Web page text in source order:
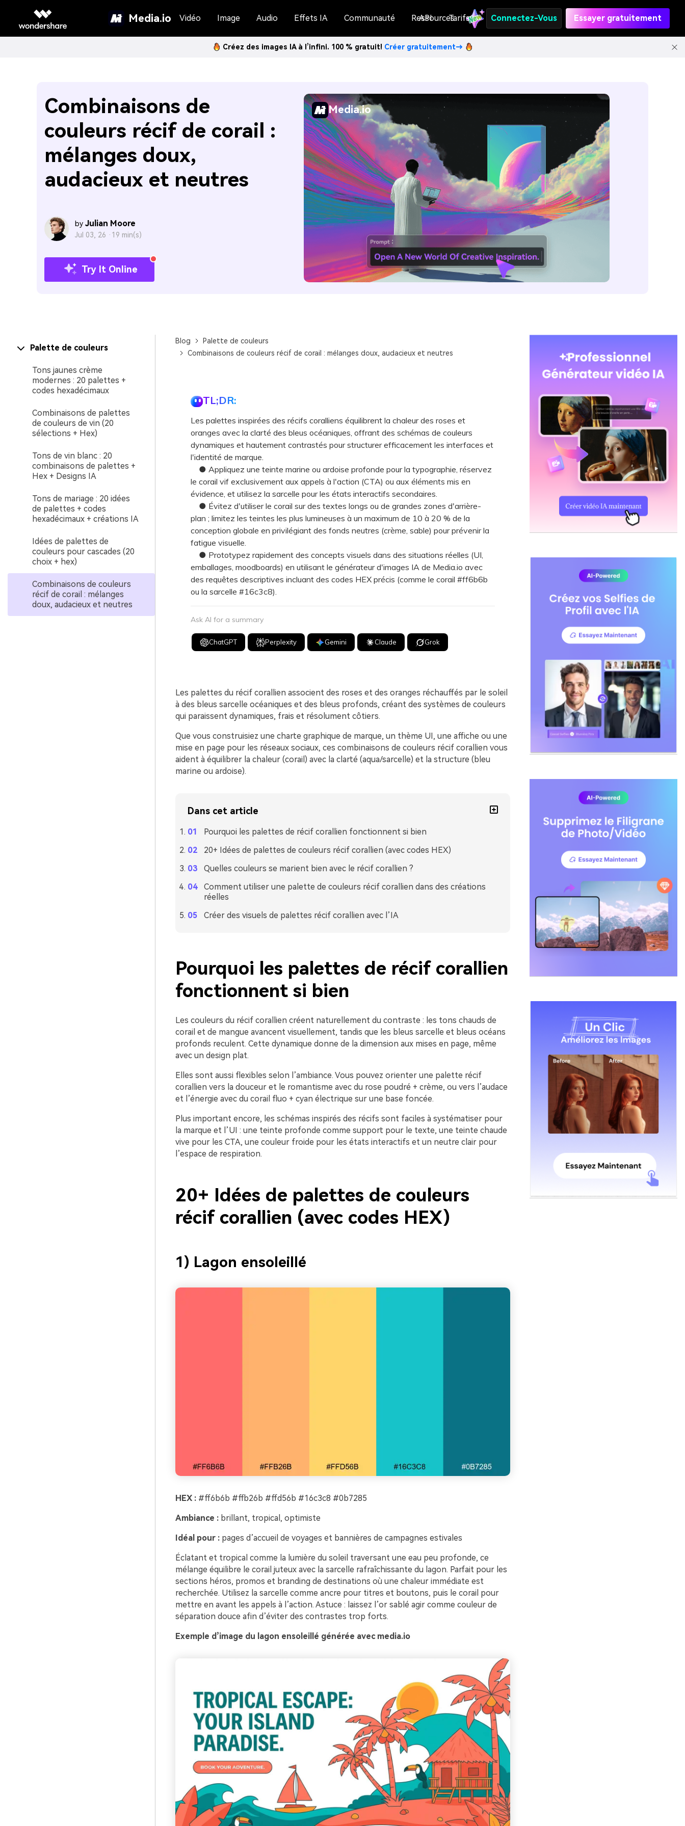
Media.io Vidéo Image Audio Effets IA Communauté Ressources
API Tarifs Connectez-Vous Essayer gratuitement
Créez des images IA à l’infini. 100 % gratuit! Créer gratuitement→
Combinaisons de
couleurs récif de corail :
mélanges doux,
audacieux et neutres
by Julian Moore
Jul 03, 26 · 19 min(s)
Try It Online
Media.io
Palette de couleurs
Tons jaunes crème
modernes : 20 palettes +
codes hexadécimaux
Combinaisons de palettes
de couleurs de vin (20
sélections + Hex)
Tons de vin blanc : 20
combinaisons de palettes +
Hex + Designs IA
Tons de mariage : 20 idées
de palettes + codes
hexadécimaux + créations IA
Idées de palettes de
couleurs pour cascades (20
choix + hex)
Combinaisons de couleurs
récif de corail : mélanges
doux, audacieux et neutres
Blog
Palette de couleurs
Combinaisons de couleurs récif de corail : mélanges doux, audacieux et neutres
TL;DR:
Les palettes inspirées des récifs coralliens équilibrent la chaleur des roses et
oranges avec la clarté des bleus océaniques, offrant des schémas de couleurs
dynamiques et hautement contrastés pour structurer efficacement les interfaces et
l'identité de marque.
● Appliquez une teinte marine ou ardoise profonde pour la typographie, réservez
le corail vif exclusivement aux appels à l'action (CTA) ou aux éléments mis en
évidence, et utilisez la sarcelle pour les états interactifs secondaires.
● Évitez d'utiliser le corail sur des textes longs ou de grandes zones d'arrière-
plan ; limitez les teintes les plus lumineuses à un maximum de 10 à 20 % de la
conception globale en privilégiant des fonds neutres (crème, sable) pour prévenir la
fatigue visuelle.
● Prototypez rapidement des concepts visuels dans des situations réelles (UI,
emballages, moodboards) en utilisant le générateur d'images IA de Media.io avec
des requêtes descriptives incluant des codes HEX précis (comme le corail #ff6b6b
ou la sarcelle #16c3c8).
Ask AI for a summary
ChatGPT Perplexity Gemini Claude Grok
Les palettes du récif corallien associent des roses et des oranges réchauffés par le soleil
à des bleus sarcelle océaniques et des bleus profonds, créant des systèmes de couleurs
qui paraissent dynamiques, frais et résolument côtiers.
Que vous construisiez une charte graphique de marque, un thème UI, une affiche ou une
mise en page pour les réseaux sociaux, ces combinaisons de couleurs récif corallien vous
aident à équilibrer la chaleur (corail) avec la clarté (aqua/sarcelle) et la structure (bleu
marine ou ardoise).
Dans cet article
Pourquoi les palettes de récif corallien fonctionnent si bien
20+ Idées de palettes de couleurs récif corallien (avec codes HEX)
Quelles couleurs se marient bien avec le récif corallien ?
Comment utiliser une palette de couleurs récif corallien dans des créations
réelles
Créer des visuels de palettes récif corallien avec l’IA
Pourquoi les palettes de récif corallien
fonctionnent si bien
Les couleurs du récif corallien créent naturellement du contraste : les tons chauds de
corail et de mangue avancent visuellement, tandis que les bleus sarcelle et bleus océans
profonds reculent. Cette dynamique donne de la dimension aux mises en page, même
avec un design plat.
Elles sont aussi flexibles selon l’ambiance. Vous pouvez orienter une palette récif
corallien vers la douceur et le romantisme avec du rose poudré + crème, ou vers l’audace
et l’énergie avec du corail fluo + cyan électrique sur une base foncée.
Plus important encore, les schémas inspirés des récifs sont faciles à systématiser pour
la marque et l’UI : une teinte profonde comme support pour le texte, une teinte chaude
vive pour les CTA, une couleur froide pour les états interactifs et un neutre clair pour
l’espace de respiration.
20+ Idées de palettes de couleurs
récif corallien (avec codes HEX)
1) Lagon ensoleillé
HEX :#ff6b6b #ffb26b #ffd56b #16c3c8 #0b7285
Ambiance :brillant, tropical, optimiste
Idéal pour :pages d’accueil de voyages et bannières de campagnes estivales
Éclatant et tropical comme la lumière du soleil traversant une eau peu profonde, ce
mélange équilibre le corail juteux avec la sarcelle rafraîchissante du lagon. Parfait pour les
sections héros, promos et branding de destinations où une chaleur immédiate est
recherchée. Utilisez la sarcelle comme ancre pour titres et boutons, puis le corail pour
mettre en avant les appels à l’action. Astuce : laissez l’or sablé agir comme couleur de
séparation douce afin d’éviter des contrastes trop forts.
Exemple d’image du lagon ensoleillé générée avec media.io